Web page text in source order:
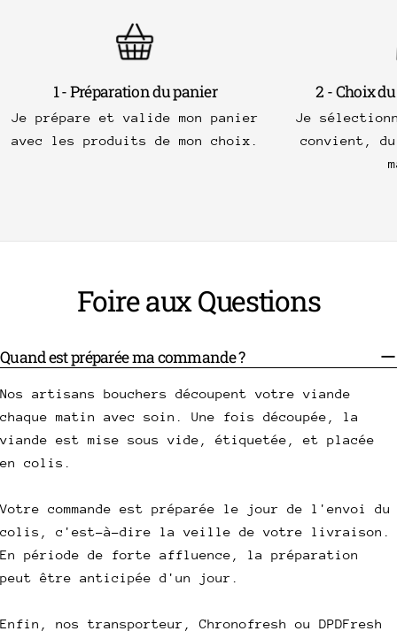
1 - Préparation du panier
Je prépare et valide mon panier
avec les produits de mon choix.
2 - Choix
Je
convient,
Foire aux Questions
Quand est préparée ma commande ?
Nos artisans bouchers découpent votre viande
chaque matin avec soin. Une fois découpée, la
viande est mise sous vide, étiquetée, et placée
en colis.
Votre commande est préparée le jour de l'envoi du
colis, c'est-à-dire la veille de votre livraison.
En période de forte affluence, la préparation
peut être anticipée d'un jour.
Enfin, nos transporteur, Chronofresh ou DPDFresh